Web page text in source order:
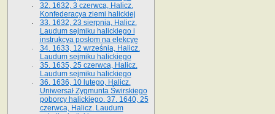
32. 1632, 3 czerwca, Halicz.
Konfederacya ziemi halickiej
33. 1632, 23 sierpnia, Halicz.
Laudum sejmiku halickiego i
instrukcya posłom na elekcyę
34. 1633, 12 września, Halicz.
Laudum sejmiku halickiego
35. 1635, 25 czerwca, Halicz.
Laudum sejmiku halickiego
36. 1636, 10 lutego, Halicz.
Uniwersał Zygmunta Świrskiego
poborcy halickiego. 37. 1640, 25
czerwca, Halicz. Laudum